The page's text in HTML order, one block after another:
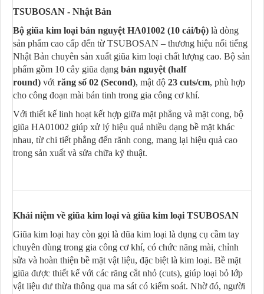
TSUBOSAN - Nhật Bản
Bộ giũa kim loại bán nguyệt HA01002 (10 cái/bộ) là dòng
sản phẩm cao cấp đến từ TSUBOSAN – thương hiệu nổi tiếng
Nhật Bản chuyên sản xuất giũa kim loại chất lượng cao. Bộ sản
phẩm gồm 10 cây giũa dạng bán nguyệt (half
round) với răng số 02 (Second), mật độ 23 cuts/cm, phù hợp
cho công đoạn mài bán tinh trong gia công cơ khí.
Với thiết kế linh hoạt kết hợp giữa mặt phẳng và mặt cong, bộ
giũa HA01002 giúp xử lý hiệu quả nhiều dạng bề mặt khác
nhau, từ chi tiết phẳng đến rãnh cong, mang lại hiệu quả cao
trong sản xuất và sửa chữa kỹ thuật.
Khái niệm về giũa kim loại và giũa kim loại TSUBOSAN
Giũa kim loại hay còn gọi là dũa kim loại là dụng cụ cầm tay
chuyên dùng trong gia công cơ khí, có chức năng mài, chỉnh
sửa và hoàn thiện bề mặt vật liệu, đặc biệt là kim loại. Bề mặt
giũa được thiết kế với các răng cắt nhỏ (cuts), giúp loại bỏ lớp
vật liệu dư thừa thông qua ma sát có kiểm soát. Nhờ đó, người